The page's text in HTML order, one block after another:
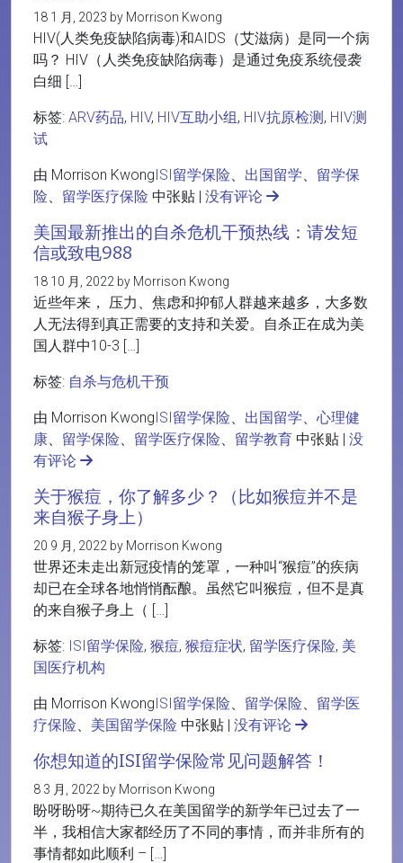
18 1 月, 2023 by Morrison Kwong
HIV(人类免疫缺陷病毒)和AIDS（艾滋病）是同一个病
吗？ HIV（人类免疫缺陷病毒）是通过免疫系统侵袭
白细 […]
标签: ARV药品, HIV, HIV互助小组, HIV抗原检测 , HIV测
试
由 Morrison KwongISI留学保险、 出国留学、 留学保
险、 留学医疗保险 中张贴 | 没有评论
美国最新推出的自杀危机干预热线：请发短
信或致电988
18 10 月, 2022 by Morrison Kwong
近些年来， 压力、焦虑和抑郁人群越来越多，大多数
人无法得到真正需要的支持和关爱。自杀正在成为美
国人群中10-3 […]
标签: 自杀与危机干预
由 Morrison KwongISI留学保险、 出国留学、 心理健
康、 留学保险、 留学医疗保险、 留学教育 中张贴 | 没
有评论
关于猴痘，你了解多少？（比如猴痘并不是
来自猴子身上）
20 9 月, 2022 by Morrison Kwong
世界还未走出新冠疫情的笼罩，一种叫“猴痘”的疾病
却已在全球各地悄悄酝酿。虽然它叫猴痘，但不是真
的来自猴子身上（ […]
标签: ISI留学保险, 猴痘, 猴痘症状, 留学医疗保险, 美
国医疗机构
由 Morrison KwongISI留学保险、 留学保险、 留学医
疗保险、 美国留学保险 中张贴 | 没有评论
你想知道的ISI留学保险常见问题解答！
8 3 月, 2022 by Morrison Kwong
盼呀盼呀~期待已久在美国留学的新学年已过去了一
半，我相信大家都经历了不同的事情，而并非所有的
事情都如此顺利 – […]